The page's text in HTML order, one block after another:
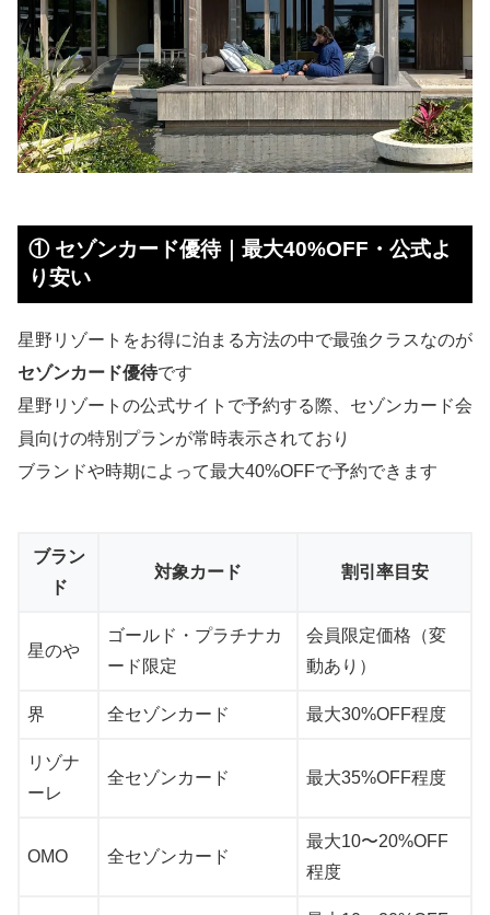
① セゾンカード優待｜最大40%OFF・公式よ
り安い
星野リゾートをお得に泊まる方法の中で最強クラスなのが
セゾンカード優待です
星野リゾートの公式サイトで予約する際、セゾンカード会
員向けの特別プランが常時表示されており
ブランドや時期によって最大40%OFFで予約できます
ブラン
ド
対象カード 割引率目安
星のや
ゴールド・プラチナカ
ード限定
会員限定価格（変
動あり）
界 全セゾンカード 最大30%OFF程度
リゾナ
ーレ
全セゾンカード 最大35%OFF程度
OMO 全セゾンカード
最大10〜20%OFF
程度